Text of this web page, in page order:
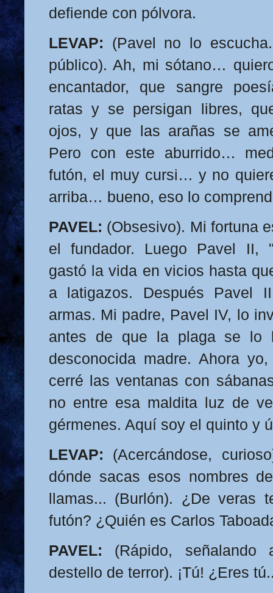
defiende con pólvora.
LEVAP: (Pavel no lo
público). Ah, mi sótano…
encantador, que sangre
ratas y se persigan libres,
ojos, y que las arañas se
Pero con este aburrido…
futón, el muy cursi… y no
arriba… bueno, eso lo
PAVEL: (Obsesivo). Mi fortuna
el fundador. Luego Pavel II,
gastó la vida en vicios hasta
a latigazos. Después Pavel
armas. Mi padre, Pavel IV, lo
antes de que la plaga se lo
desconocida madre. Ahora
cerré las ventanas con
no entre esa maldita luz de
gérmenes. Aquí soy el quinto y
LEVAP: (Acercándose,
dónde sacas esos nombres
llamas... (Burlón). ¿De veras
futón? ¿Quién es Carlos
PAVEL: (Rápido,
destello de terror). ¡Tú! ¿Eres